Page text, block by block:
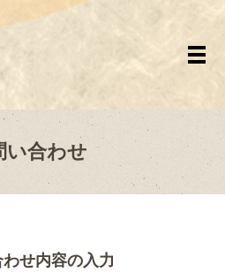
メ
い合わせ
せ内容の入力